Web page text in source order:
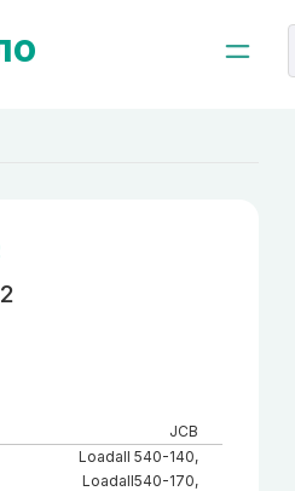
JCB
Loadall 540-140,
Loadall540-170,